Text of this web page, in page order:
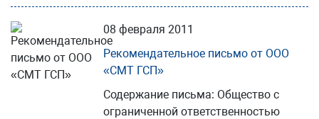
08 февраля 2011
Рекомендательное письмо от ООО
«СМТ ГСП»
Содержание письма: Общество с
ограниченной ответственностью